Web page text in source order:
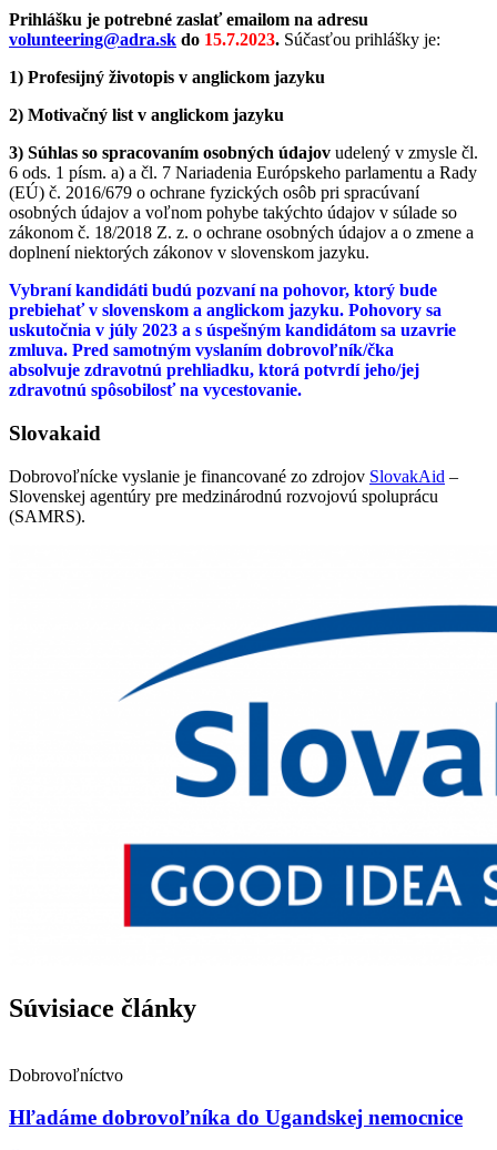
Prihlášku je potrebné zaslať emailom na adresu
volunteering@adra.sk do 15.7.2023. Súčasťou prihlášky je:
1) Profesijný životopis v anglickom jazyku
2) Motivačný list v anglickom jazyku
3) Súhlas so spracovaním osobných údajov udelený v zmysle čl.
6 ods. 1 písm. a) a čl. 7 Nariadenia Európskeho parlamentu a Rady
(EÚ) č. 2016/679 o ochrane fyzických osôb pri spracúvaní
osobných údajov a voľnom pohybe takýchto údajov v súlade so
zákonom č. 18/2018 Z. z. o ochrane osobných údajov a o zmene a
doplnení niektorých zákonov v slovenskom jazyku.
Vybraní kandidáti budú pozvaní na pohovor, ktorý bude
prebiehať v slovenskom a anglickom jazyku. Pohovory sa
uskutočnia v júly 2023 a s úspešným kandidátom sa uzavrie
zmluva. Pred samotným vyslaním dobrovoľník/čka
absolvuje zdravotnú prehliadku, ktorá potvrdí jeho/jej
zdravotnú spôsobilosť na vycestovanie.
Slovakaid
Dobrovoľnícke vyslanie je financované zo zdrojov SlovakAid –
Slovenskej agentúry pre medzinárodnú rozvojovú spoluprácu
(SAMRS).
Súvisiace články
Dobrovoľníctvo
Hľadáme dobrovoľníka do Ugandskej nemocnice